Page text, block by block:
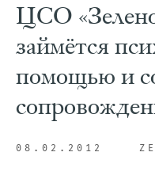
ЦСО
займётся
помощью и
08.02.2012